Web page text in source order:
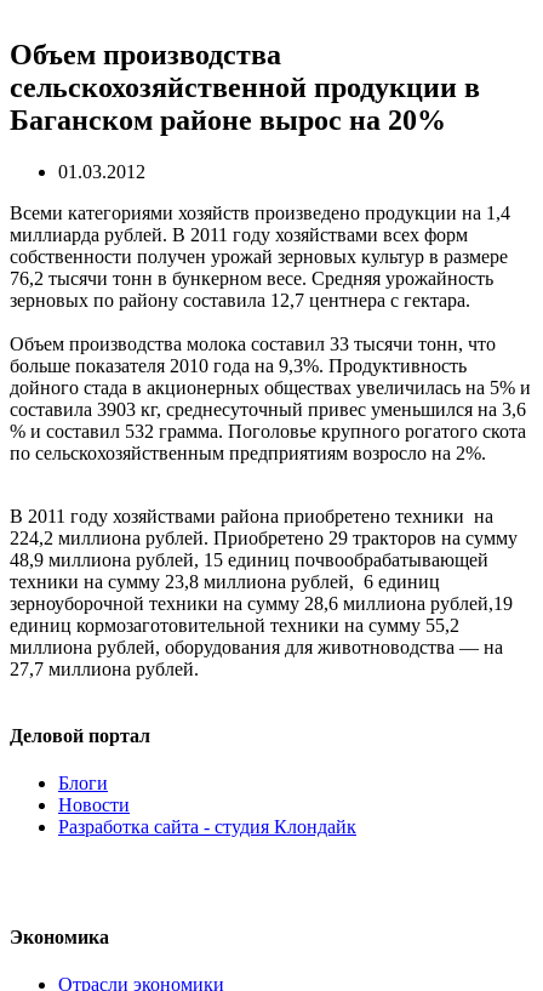
Объем производства
сельскохозяйственной продукции в
Баганском районе вырос на 20%
01.03.2012
Всеми категориями хозяйств произведено продукции на 1,4
миллиарда рублей. В 2011 году хозяйствами всех форм
собственности получен урожай зерновых культур в размере
76,2 тысячи тонн в бункерном весе. Средняя урожайность
зерновых по району составила 12,7 центнера с гектара.
Объем производства молока составил 33 тысячи тонн, что
больше показателя 2010 года на 9,3%. Продуктивность
дойного стада в акционерных обществах увеличилась на 5% и
составила 3903 кг, среднесуточный привес уменьшился на 3,6
% и составил 532 грамма. Поголовье крупного рогатого скота
по сельскохозяйственным предприятиям возросло на 2%.
В 2011 году хозяйствами района приобретено техники на
224,2 миллиона рублей. Приобретено 29 тракторов на сумму
48,9 миллиона рублей, 15 единиц почвообрабатывающей
техники на сумму 23,8 миллиона рублей, 6 единиц
зерноуборочной техники на сумму 28,6 миллиона рублей,19
единиц кормозаготовительной техники на сумму 55,2
миллиона рублей, оборудования для животноводства — на
27,7 миллиона рублей.
Деловой портал
Блоги
Новости
Разработка сайта - студия Клондайк
Экономика
Отрасли экономики